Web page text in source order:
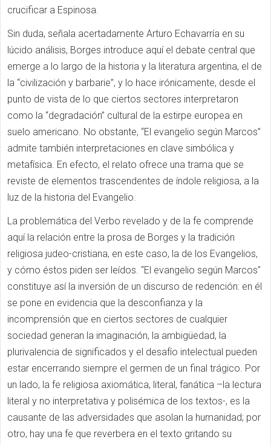
crucificar a Espinosa.
Sin duda, señala acertadamente Arturo Echavarría en su
lúcido análisis, Borges introduce aquí el debate central que
emerge a lo largo de la historia y la literatura argentina, el de
la “civilización y barbarie”, y lo hace irónicamente, desde el
punto de vista de lo que ciertos sectores interpretaron
como la “degradación” cultural de la estirpe europea en
suelo americano. No obstante, “El evangelio según Marcos”
admite también interpretaciones en clave simbólica y
metafísica. En efecto, el relato ofrece una trama que se
reviste de elementos trascendentes de índole religiosa, a la
luz de la historia del Evangelio.
La problemática del Verbo revelado y de la fe comprende
aquí la relación entre la prosa de Borges y la tradición
religiosa judeo-cristiana, en este caso, la de los Evangelios,
y cómo éstos piden ser leídos. “El evangelio según Marcos"
constituye así la inversión de un discurso de redención: en él
se pone en evidencia que la desconfianza y la
incomprensión que en ciertos sectores de cualquier
sociedad generan la imaginación, la ambigüedad, la
plurivalencia de significados y el desafío intelectual pueden
estar encerrando siempre el germen de un final trágico. Por
un lado, la fe religiosa axiomática, literal, fanática –la lectura
literal y no interpretativa y polisémica de los textos-, es la
causante de las adversidades que asolan la humanidad; por
otro, hay una fe que reverbera en el texto gritando su